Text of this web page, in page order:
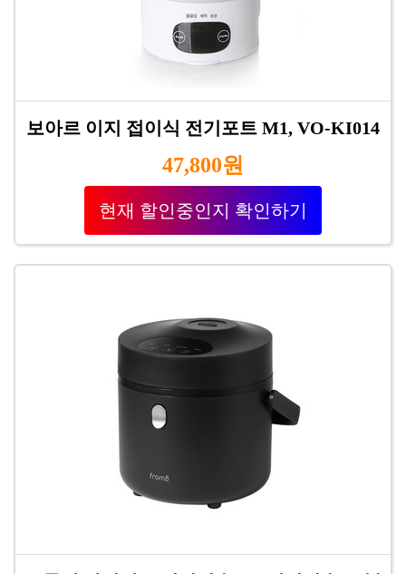
보아르 이지 접이식 전기포트 M1, VO-KI014
47,800원
현재 할인중인지 확인하기